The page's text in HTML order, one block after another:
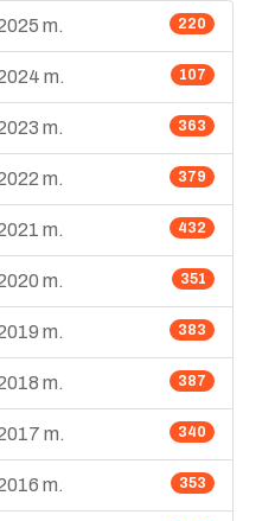
220
m.
107
m.
363
m.
379
m.
432
m.
351
m.
383
m.
387
m.
340
m.
353
m.